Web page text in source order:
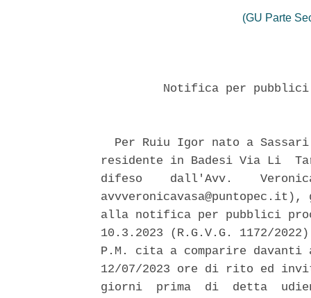
(GU Parte
Notifica per
Per Ruiu Igor nato a
residente in Badesi Via Li
difeso    dall'Avv.    Veronica
alla notifica per pubblici
10.3.2023 (R.G.V.G. 1172/
P.M. cita a comparire
12/07/2023 ore di rito ed
giorni  prima  di  detta